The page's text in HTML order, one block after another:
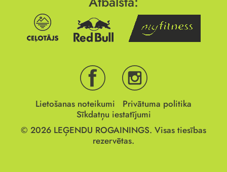
Lietošanas noteikumi
Privātuma politika
Sīkdatņu iestatījumi
© 2026 LEĢENDU ROGAININGS. Visas tiesības
rezervētas.